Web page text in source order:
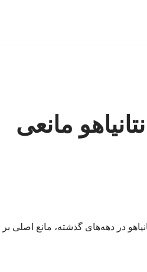
مانعی
در دهه‌های گذشته، مانع اصلی بر